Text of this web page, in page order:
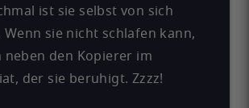
ist sie selbst von sich
sie nicht schlafen kann,
neben den Kopierer im
der sie beruhigt. Zzzz!